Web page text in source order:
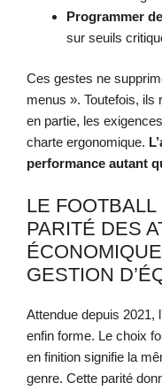
Programmer
sur seuils
Ces gestes ne
menus ». Toutefois, ils
en partie, les
charte ergonomique.
performance autant
LE
PARITÉ DES
GESTION
Attendue depuis 2021,
enfin forme. Le choix
en finition signifie la
genre. Cette parité